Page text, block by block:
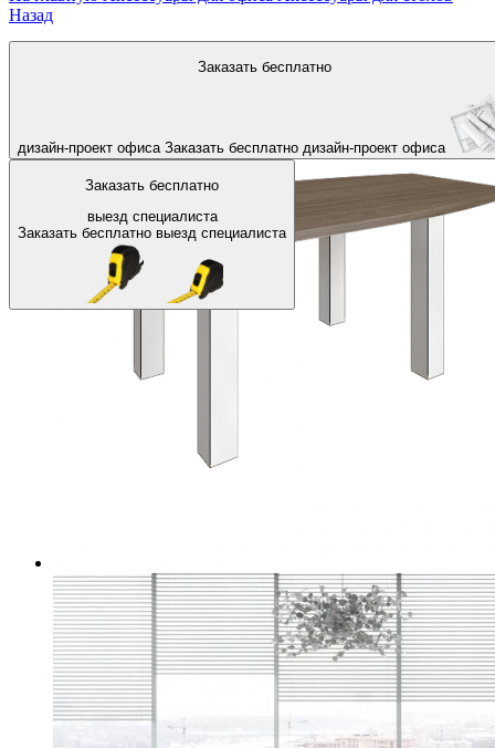
Заказать бесплатно
дизайн-проект офиса Заказать бесплатно дизайн-проект офиса
Заказать бесплатно
выезд специалиста
Заказать бесплатно выезд специалиста
Назад